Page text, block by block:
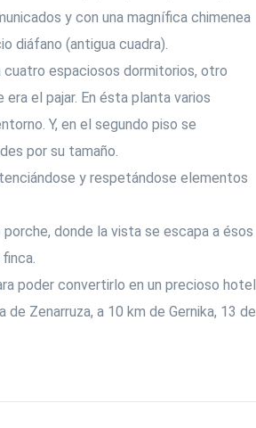
y con una magnífica chimenea
diáfano (antigua cuadra).
cuatro espaciosos dormitorios, otro
el pajar. En ésta planta varios
Y, en el segundo piso se
por su tamaño.
y respetándose elementos
donde la vista se escapa a ésos
poder convertirlo en un precioso hotel
Zenarruza, a 10 km de Gernika, 13 de